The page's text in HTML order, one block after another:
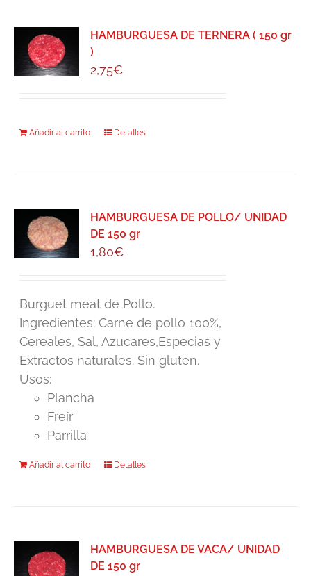
HAMBURGUESA DE TERNERA ( 150 gr
)
2,75€
Añadir al carrito Detalles
HAMBURGUESA DE POLLO/ UNIDAD
DE 150 gr
1,80€
Burguet meat de Pollo.
Ingredientes: Carne de pollo 100%,
Cereales, Sal, Azucares,Especias y
Extractos naturales. Sin gluten.
Usos:
Plancha
Freír
Parrilla
Añadir al carrito Detalles
HAMBURGUESA DE VACA/ UNIDAD
DE 150 gr